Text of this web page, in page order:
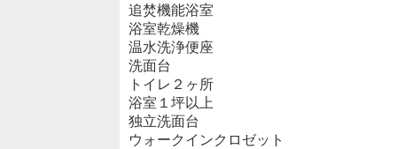
追焚機能浴室
浴室乾燥機
温水洗浄便座
洗面台
トイレ２ヶ所
浴室１坪以上
独立洗面台
ウォークインクロゼット